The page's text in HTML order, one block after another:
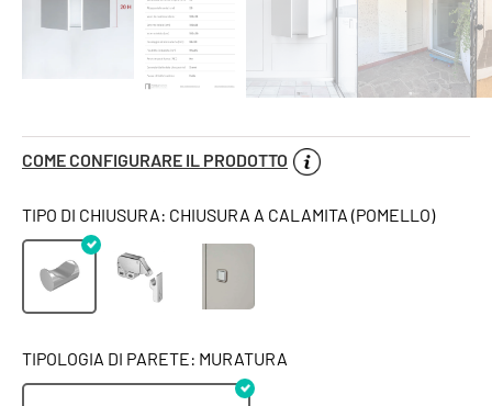
COME CONFIGURARE IL PRODOTTO
TIPO DI CHIUSURA: CHIUSURA A CALAMITA (POMELLO)
TIPOLOGIA DI PARETE: MURATURA